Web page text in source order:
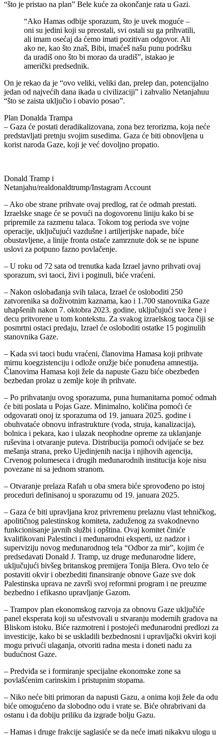
“što je pristao na plan” Bele kuće za okončanje rata u Gazi.
“Ako Hamas odbije sporazum, što je uvek moguće –
oni su jedini koji su preostali, svi ostali su ga prihvatili,
ali imam osećaj da ćemo imati pozitivan odgovor. Ali
ako ne, kao što znaš, Bibi, imaćeš našu punu podršku
da uradiš ono što bi morao da uradiš”, istakao je
američki predsednik.
On je rekao da je “ovo veliki, veliki dan, prelep dan, potencijalno
jedan od najvećih dana ikada u civilizaciji” i zahvalio Netanjahuu
“što se zaista uključio i obavio posao”.
Plan Donalda Trampa
– Gaza će postati deradikalizovana, zona bez terorizma, koja neće
predstavljati pretnju svojim susedima. Gaza će biti obnovljena u
korist naroda Gaze, koji je već dovoljno propatio.
Donald Tramp i
Netanjahu/realdonaldtrump/Instagram Account
– Ako obe strane prihvate ovaj predlog, rat će odmah prestati.
Izraelske snage će se povući na dogovorenu liniju kako bi se
pripremile za razmenu talaca. Tokom tog perioda sve vojne
operacije, uključujući vazdušne i artiljerijske napade, biće
obustavljene, a linije fronta ostaće zamrznute dok se ne ispune
uslovi za potpuno fazno povlačenje.
– U roku od 72 sata od trenutka kada Izrael javno prihvati ovaj
sporazum, svi taoci, živi i poginuli, biće vraćeni.
– Nakon oslobađanja svih talaca, Izrael će osloboditi 250
zatvorenika sa doživotnim kaznama, kao i 1.700 stanovnika Gaze
uhapšenih nakon 7. oktobra 2023. godine, uključujući sve žene i
decu pritvorene u tom kontekstu. Za svakog izraelskog taoca čiji se
posmrtni ostaci predaju, Izrael će osloboditi ostatke 15 poginulih
stanovnika Gaze.
– Kada svi taoci budu vraćeni, članovima Hamasa koji prihvate
mirnu koegzistenciju i odlože oružje biće ponuđena amnestija.
Članovima Hamasa koji žele da napuste Gazu biće obezbeđen
bezbedan prolaz u zemlje koje ih prihvate.
– Po prihvatanju ovog sporazuma, puna humanitarna pomoć odmah
će biti poslata u Pojas Gaze. Minimalno, količina pomoći će
odgovarati onoj iz sporazuma od 19. januara 2025. godine i
obuhvataće obnovu infrastrukture (voda, struja, kanalizacija),
bolnica i pekara, kao i ulazak neophodne opreme za uklanjanje
ruševina i otvaranje puteva. Distribucija pomoći odvijaće se bez
mešanja strana, preko Ujedinjenih nacija i njihovih agencija,
Crvenog polumeseca i drugih međunarodnih institucija koje nisu
povezane ni sa jednom stranom.
– Otvaranje prelaza Rafah u oba smera biće sprovođeno po istoj
proceduri definisanoj u sporazumu od 19. januara 2025.
– Gaza će biti upravljana kroz privremenu prelaznu vlast tehničkog,
apolitičnog palestinskog komiteta, zaduženog za svakodnevno
funkcionisanje javnih službi i opština. Ovaj komitet činiće
kvalifikovani Palestinci i međunarodni eksperti, uz nadzor i
superviziju novog međunarodnog tela “Odbor za mir”, kojim će
predsedavati Donald J. Tramp, uz druge međunarodne lidere,
uključujući bivšeg britanskog premijera Tonija Blera. Ovo telo će
postaviti okvir i obezbediti finansiranje obnove Gaze sve dok
Palestinska uprava ne završi svoj reformni program i ne preuzme
bezbedno i efikasno upravljanje Gazom.
– Trampov plan ekonomskog razvoja za obnovu Gaze uključiće
panel eksperata koji su učestvovali u stvaranju modernih gradova na
Bliskom istoku. Biće razmotreni i postojeći međunarodni predlozi za
investicije, kako bi se uskladili bezbednosni i upravljački okviri koji
mogu privući ulaganja, otvoriti radna mesta i doneti nadu za
budućnost Gaze.
– Predviđa se i formiranje specijalne ekonomske zone sa
povlašćenim carinskim i pristupnim stopama.
– Niko neće biti primoran da napusti Gazu, a onima koji žele da odu
biće omogućeno da slobodno odu i vrate se. Biće ohrabrivani da
ostanu i da dobiju priliku da izgrade bolju Gazu.
– Hamas i druge frakcije saglasiće se da neće imati nikakvu ulogu u